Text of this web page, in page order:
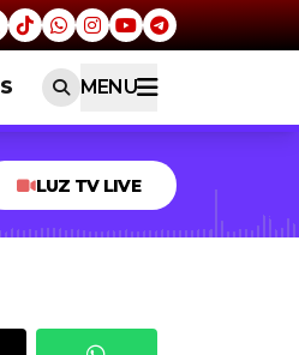
MENU
LUZ TV LIVE